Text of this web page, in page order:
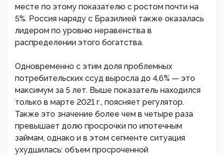
месте по этому показателю с ростом почти на
5%. Россия наряду с Бразилией также оказалась
лидером по уровню неравенства в
распределении этого богатства.
Одновременно с этим доля проблемных
потребительских ссуд выросла до 4,6% — это
максимум за 5 лет. Выше показатель находился
только в марте 2021 г., поясняет регулятор.
Также это значение более чем в четыре раза
превышает долю просрочки по ипотечным
займам, однако и в этом сегменте ситуация
ухудшилась: объем просроченной